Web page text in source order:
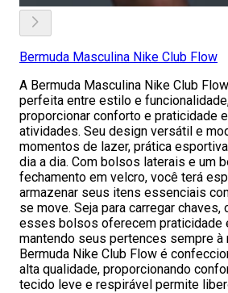
Bermuda Masculina Nike Club Flow
A Bermuda Masculina Nike Club
perfeita entre estilo e
proporcionar conforto e praticidade
atividades. Seu design versátil e
momentos de lazer, prática
dia a dia. Com bolsos laterais e um
fechamento em velcro, você terá
armazenar seus itens essenciais
se move. Seja para carregar chaves,
esses bolsos oferecem praticidade
mantendo seus pertences sempre à
Bermuda Nike Club Flow é
alta qualidade, proporcionando
tecido leve e respirável permite